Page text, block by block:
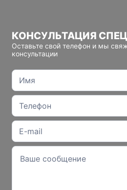
КОНСУЛЬТАЦИЯ
Оставьте свой телефон и мы
консультации